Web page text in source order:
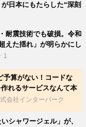
日本にもたらした“深刻
耐震技術でも破損。令和
えた揺れ」が明らかにし
1
予算がない！コードな
れるサービスなんて本
会社インターパーク
シャワージェル」が、